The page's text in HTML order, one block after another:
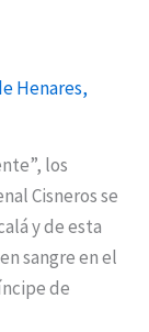
Henares,
los
Cisneros se
y de esta
sangre en el
de